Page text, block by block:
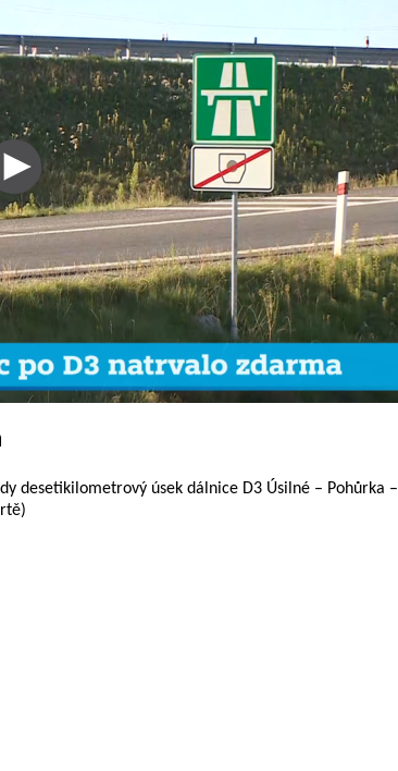
desetikilometrový úsek dálnice D3 Úsilné – Pohůrka –